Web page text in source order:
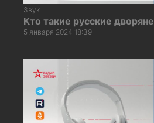
Звук
Кто такие русские
5 января 2024 18:39